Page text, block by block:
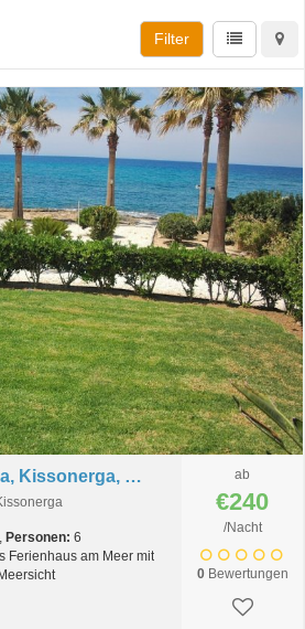
Filter
Ferienhaus Afrogeneia, Kissonerga, Paphos, Zypern
Personen: 6
Ferienhaus am Meer mit
ab
€240
/Nacht
0Bewertungen